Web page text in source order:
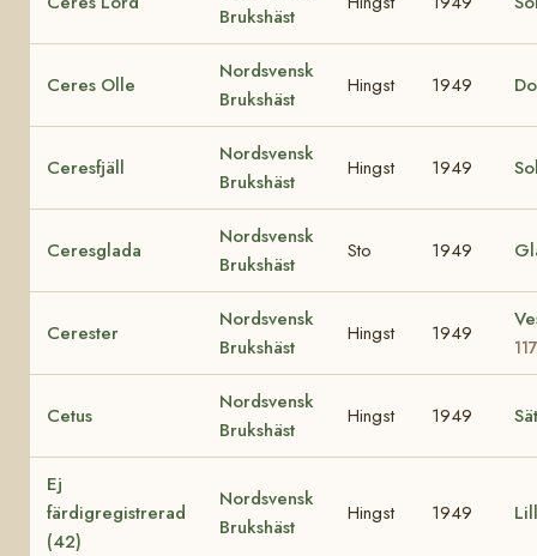
Brukshäst
Ceres Olle
Nordsvensk
Brukshäst
Hingst 1949
Ceresfjäll
Nordsvensk
Brukshäst
Hingst 1949
Ceresglada
Nordsvensk
Brukshäst
Sto 1949
Cerester
Nordsvensk
Brukshäst
Hingst 1949
Cetus
Nordsvensk
Brukshäst
Hingst 1949
Ej
färdigregistrerad
(42)
Nordsvensk
Brukshäst
Hingst 1949